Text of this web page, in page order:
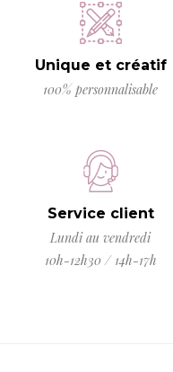
Unique et créatif
100% personnalisable
Service client
Lundi au vendredi
10h-12h30 / 14h-17h